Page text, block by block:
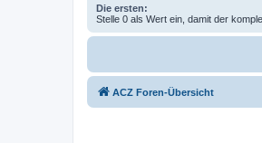
Die ersten:
Stelle 0 als Wert ein, damit der
ACZ Foren-Übersicht